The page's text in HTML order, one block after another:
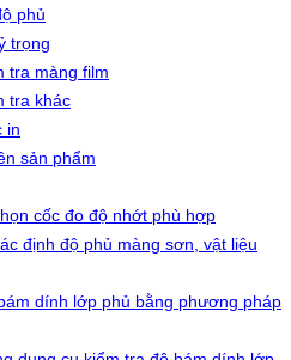
phủ
trọng
tra màng film
tra khác
in
sản phẩm
cốc đo độ nhớt phù hợp
định độ phủ màng sơn, vật liệu
dính lớp phủ bằng phương pháp